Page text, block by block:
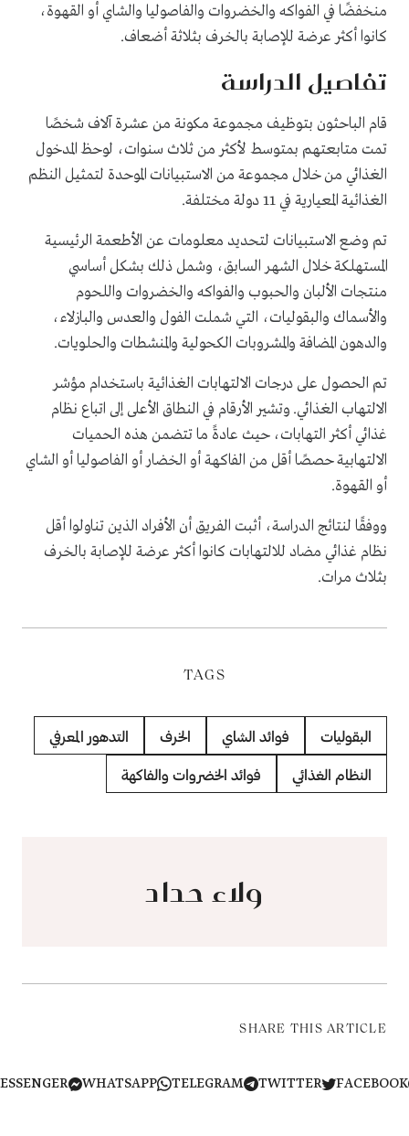
منخفضًا في الفواكه والخضروات والفاصوليا والشاي أو القهوة،
كانوا أكثر عرضة للإصابة بالخرف بثلاثة أضعاف.
تفاصيل الدراسة
قام الباحثون بتوظيف مجموعة مكونة من عشرة آلاف شخصًا
تمت متابعتهم بمتوسط ​​لأكثر من ثلاث سنوات، لوحظ المدخول
الغذائي من خلال مجموعة من الاستبيانات الموحدة لتمثيل النظم
الغذائية المعيارية في11دولة مختلفة.
تم وضع الاستبيانات لتحديد معلومات عن الأطعمة الرئيسية
المستهلكة خلال الشهر السابق، وشمل ذلك بشكل أساسي
منتجات الألبان والحبوب والفواكه والخضروات واللحوم
والأسماك والبقوليات، التي شملت الفول والعدس والبازلاء،
والدهون المضافة والمشروبات الكحولية والمنشطات والحلويات.
تم الحصول على درجات الالتهابات الغذائية باستخدام مؤشر
الالتهاب الغذائي. وتشير الأرقام في النطاق الأعلى إلى اتباع نظام
غذائي أكثر التهابات، حيث عادةً ما تتضمن هذه الحميات
الالتهابية حصصًا أقل من الفاكهة أو الخضار أو الفاصوليا أو الشاي
أو القهوة.
ووفقًا لنتائج الدراسة، أثبت الفريق أن الأفراد الذين تناولوا أقل
نظام غذائي مضاد للالتهابات كانوا أكثر عرضة للإصابة بالخرف
بثلاث مرات.
TAGS
البقوليات فوائد الشاي الخرف التدهور المعرفي
النظام الغذائي فوائد الخضروات والفاكهة
ولاء حداد
SHARE THIS ARTICLE
TWITTER
TELEGRAM
WHATSAPP
MESSENGER